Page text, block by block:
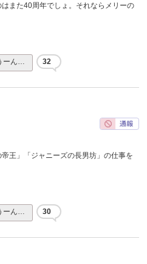
また40周年でしょ。それならメリーの
ーん… 32
王」「ジャニーズの長男坊」の仕事を
ーん… 30